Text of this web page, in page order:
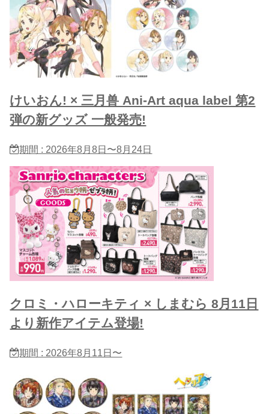
けいおん! × 三月兽 Ani-Art aqua label 第2
弾の新グッズ 一般発売!
期間 : 2026年8月8日〜8月24日
クロミ・ハローキティ × しまむら 8月11日
より新作アイテム登場!
期間 : 2026年8月11日〜